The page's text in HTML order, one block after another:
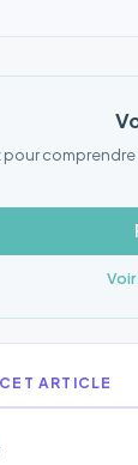
pour
ARTICLE